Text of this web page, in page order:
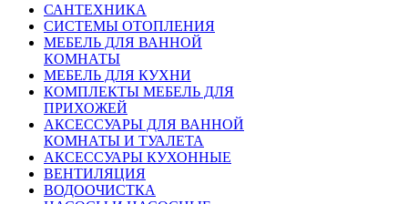
САНТЕХНИКА
СИСТЕМЫ ОТОПЛЕНИЯ
МЕБЕЛЬ ДЛЯ ВАННОЙ
КОМНАТЫ
МЕБЕЛЬ ДЛЯ КУХНИ
КОМПЛЕКТЫ МЕБЕЛЬ ДЛЯ
ПРИХОЖЕЙ
АКСЕССУАРЫ ДЛЯ ВАННОЙ
КОМНАТЫ И ТУАЛЕТА
АКСЕССУАРЫ КУХОННЫЕ
ВЕНТИЛЯЦИЯ
ВОДООЧИСТКА